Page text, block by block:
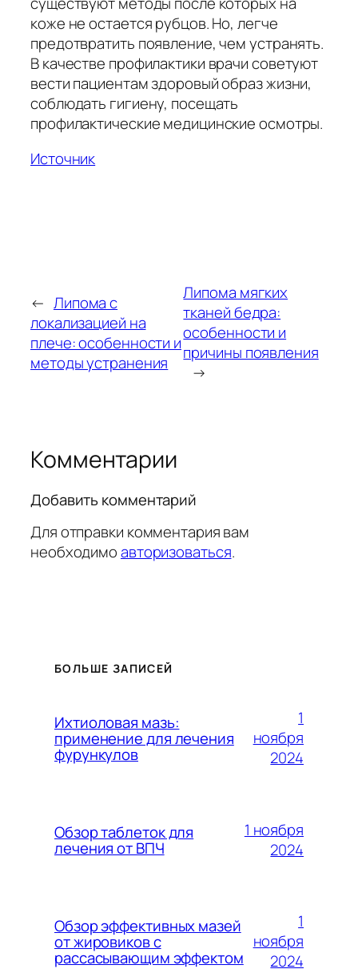
коже не остается рубцов. Но, легче
предотвратить появление, чем устранять.
В качестве профилактики врачи советуют
вести пациентам здоровый образ жизни,
соблюдать гигиену, посещать
профилактические медицинские осмотры.
Источник
← Липома с
локализацией на
плече: особенности и
методы устранения
Липома мягких
тканей бедра:
особенности и
причины появления
→
Комментарии
Добавить комментарий
Для отправки комментария вам
необходимоавторизоваться.
БОЛЬШЕ ЗАПИСЕЙ
Ихтиоловая мазь:
применение для лечения
фурункулов
1
ноября
2024
Обзор таблеток для
лечения от ВПЧ
1 ноября
2024
Обзор эффективных мазей
от жировиков с
рассасывающим эффектом
1
ноября
2024